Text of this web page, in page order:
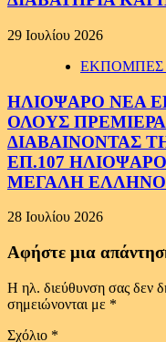
29 Ιουλίου 2026
ΕΚΠΟΜΠΕΣ
ΗΛΙΟΨΑΡΟ ΝΕΑ
ΟΛΟΥΣ ΠΡΕΜΙΕΡΑ
ΔΙΑΒΑΙΝΟΝΤΑΣ
ΕΠ.107
ΜΕΓΑΛΗ
28 Ιουλίου 2026
Αφήστε μια
Η ηλ. διεύθυνση σας δεν
σημειώνονται με *
Σχόλιο *